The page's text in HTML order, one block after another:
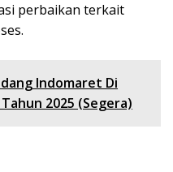
perbaikan terkait
Indomaret Di
2025 (Segera)